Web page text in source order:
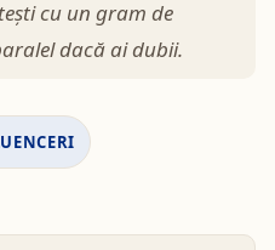
cu un gram de
dacă ai dubii.